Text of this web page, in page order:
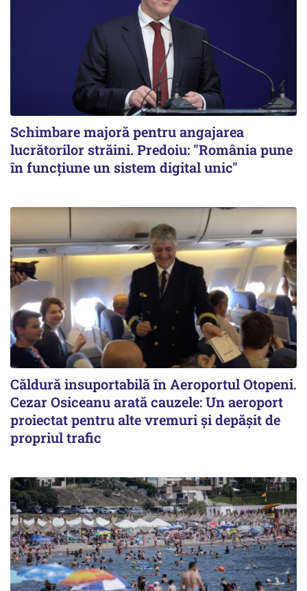
Schimbare majoră pentru angajarea
lucrătorilor străini. Predoiu: "România pune
în funcțiune un sistem digital unic"
Căldură insuportabilă în Aeroportul Otopeni.
Cezar Osiceanu arată cauzele: Un aeroport
proiectat pentru alte vremuri și depășit de
propriul trafic